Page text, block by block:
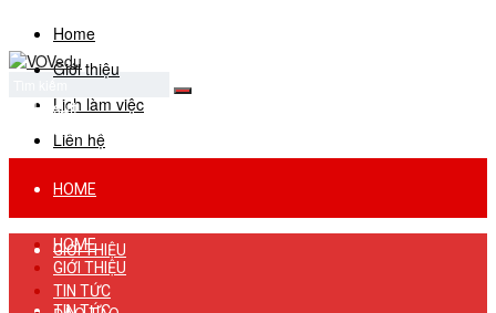
Home
Giới thiệu
Lịch làm việc
Liên hệ
No Result
View All Result
HOME
GIỚI THIỆU
HOME
GIỚI THIỆU
TIN TỨC